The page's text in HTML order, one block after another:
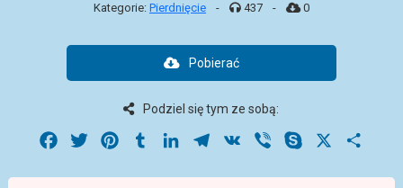
Kategorie: Pierdnięcie - 437 - 0
Pobierać
Podziel się tym ze sobą:
Facebook
Twitter PinterestTumblrLinkedInTelegram
VK Viber Skype